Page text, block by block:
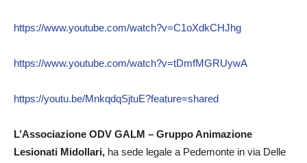
https://www.youtube.com/watch?v=C1oXdkCHJhg
https://www.youtube.com/watch?v=tDmfMGRUywA
https://youtu.be/MnkqdqSjtuE?feature=shared
L’Associazione ODV GALM – Gruppo Animazione
Lesionati Midollari, ha sede legale a Pedemonte in via Delle